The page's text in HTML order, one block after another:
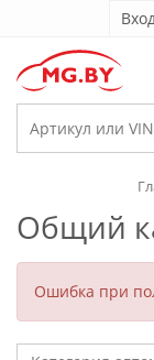
Общий
Ошибка при